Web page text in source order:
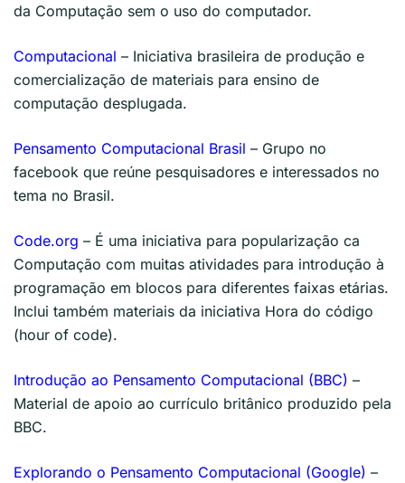
da Computação sem o uso do computador.
Computacional – Iniciativa brasileira de produção e
comercialização de materiais para ensino de
computação desplugada.
Pensamento Computacional Brasil – Grupo no
facebook que reúne pesquisadores e interessados no
tema no Brasil.
Code.org – É uma iniciativa para popularização ca
Computação com muitas atividades para introdução à
programação em blocos para diferentes faixas etárias.
Inclui também materiais da iniciativa Hora do código
(hour of code).
Introdução ao Pensamento Computacional (BBC) –
Material de apoio ao currículo britânico produzido pela
BBC.
Explorando o Pensamento Computacional (Google) –